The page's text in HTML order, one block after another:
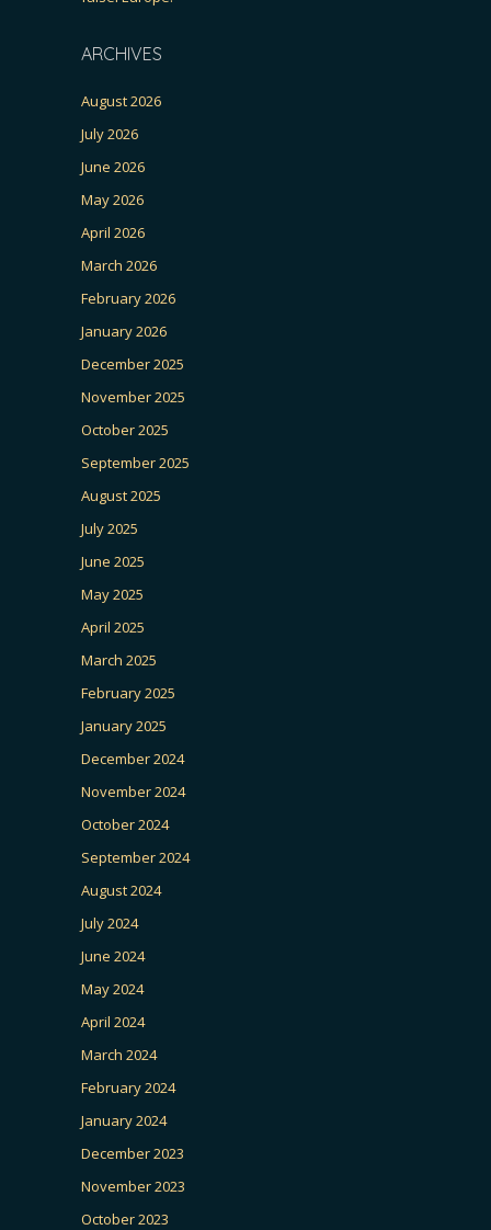
ARCHIVES
August 2026
July 2026
June 2026
May 2026
April 2026
March 2026
February 2026
January 2026
December 2025
November 2025
October 2025
September 2025
August 2025
July 2025
June 2025
May 2025
April 2025
March 2025
February 2025
January 2025
December 2024
November 2024
October 2024
September 2024
August 2024
July 2024
June 2024
May 2024
April 2024
March 2024
February 2024
January 2024
December 2023
November 2023
October 2023